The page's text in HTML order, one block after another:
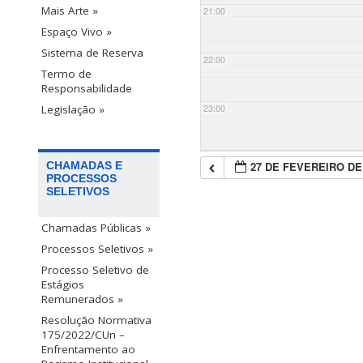
Mais Arte »
Espaço Vivo »
Sistema de Reserva
Termo de
Responsabilidade
Legislação »
CHAMADAS E
PROCESSOS
SELETIVOS
Chamadas Públicas »
Processos Seletivos »
Processo Seletivo de
Estágios
Remunerados »
Resolução Normativa
175/2022/CUn –
Enfrentamento ao
21:00
22:00
23:00
27 DE FEVEREIRO